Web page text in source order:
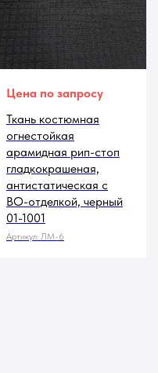
Цена по запросу
Ткань костюмная
огнестойкая
арамидная рип-стоп
гладкокрашеная,
антистатическая с
ВО-отделкой, черный
01-1001
Артикул: ЛМ-6